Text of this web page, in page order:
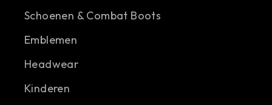
Schoenen & Combat Boots
Emblemen
Headwear
Kinderen